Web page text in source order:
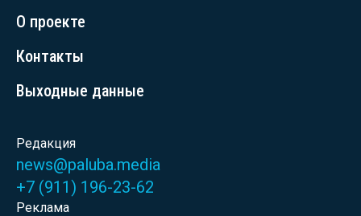
О проекте
Контакты
Выходные данные
Редакция
news@paluba.media
+7 (911) 196-23-62
Реклама